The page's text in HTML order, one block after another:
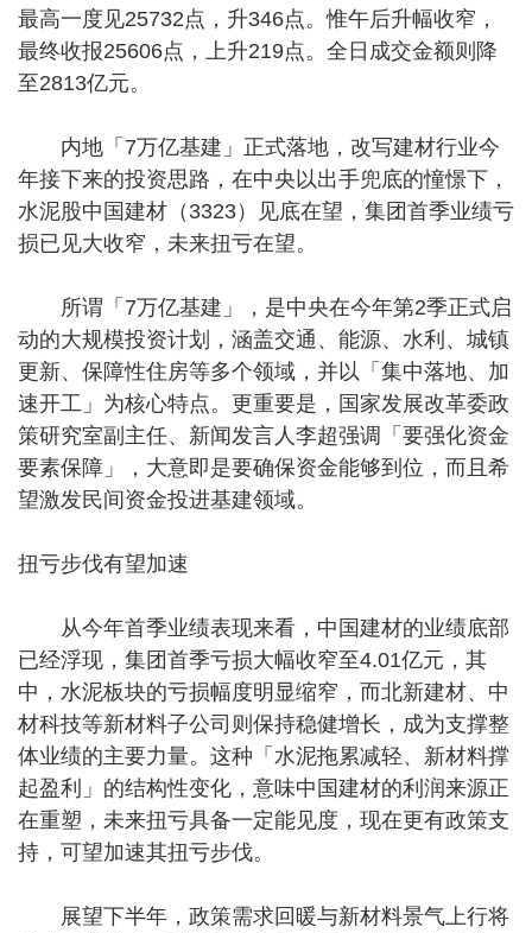
最高一度见25732点，升346点。惟午后升幅收窄，
最终收报25606点，上升219点。全日成交金额则降
至2813亿元。
内地「7万亿基建」正式落地，改写建材行业今
年接下来的投资思路，在中央以出手兜底的憧憬下，
水泥股中国建材（3323）见底在望，集团首季业绩亏
损已见大收窄，未来扭亏在望。
所谓「7万亿基建」，是中央在今年第2季正式启
动的大规模投资计划，涵盖交通、能源、水利、城镇
更新、保障性住房等多个领域，并以「集中落地、加
速开工」为核心特点。更重要是，国家发展改革委政
策研究室副主任、新闻发言人李超强调「要强化资金
要素保障」，大意即是要确保资金能够到位，而且希
望激发民间资金投进基建领域。
扭亏步伐有望加速
从今年首季业绩表现来看，中国建材的业绩底部
已经浮现，集团首季亏损大幅收窄至4.01亿元，其
中，水泥板块的亏损幅度明显缩窄，而北新建材、中
材科技等新材料子公司则保持稳健增长，成为支撑整
体业绩的主要力量。这种「水泥拖累减轻、新材料撑
起盈利」的结构性变化，意味中国建材的利润来源正
在重塑，未来扭亏具备一定能见度，现在更有政策支
持，可望加速其扭亏步伐。
展望下半年，政策需求回暖与新材料景气上行将